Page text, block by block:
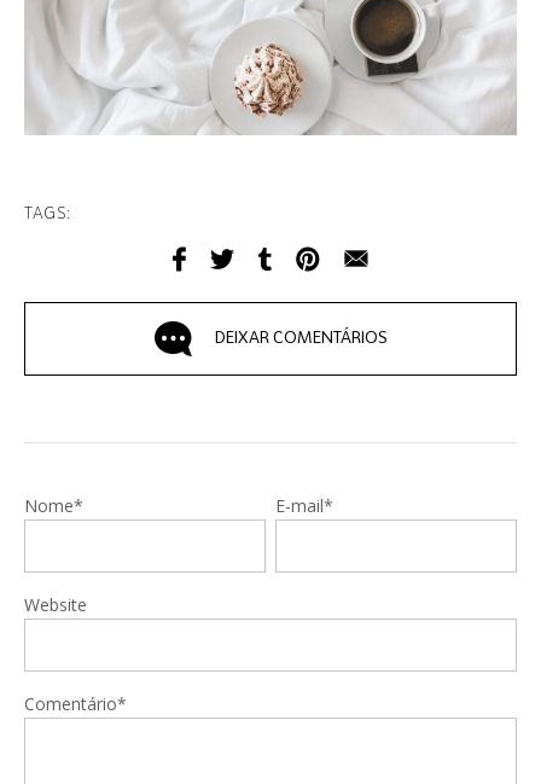
TAGS:
DEIXAR COMENTÁRIOS
Nome* E-mail*
Website
Comentário*